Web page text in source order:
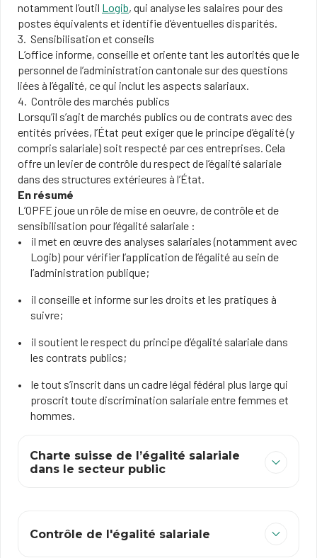
notamment l’outil Logib, qui analyse les salaires pour des
postes équivalents et identifie d’éventuelles disparités.
Sensibilisation et conseils
L’office informe, conseille et oriente tant les autorités que le
personnel de l’administration cantonale sur des questions
liées à l’égalité, ce qui inclut les aspects salariaux.
Contrôle des marchés publics
Lorsqu’il s’agit de marchés publics ou de contrats avec des
entités privées, l’État peut exiger que le principe d’égalité (y
compris salariale) soit respecté par ces entreprises. Cela
offre un levier de contrôle du respect de l’égalité salariale
dans des structures extérieures à l’État.
En résumé
L’OPFE joue un rôle de mise en oeuvre, de contrôle et de
sensibilisation pour l’égalité salariale :
il met en œuvre des analyses salariales (notamment avec
Logib) pour vérifier l’application de l’égalité au sein de
l’administration publique;
il conseille et informe sur les droits et les pratiques à
suivre;
il soutient le respect du principe d’égalité salariale dans
les contrats publics;
le tout s’inscrit dans un cadre légal fédéral plus large qui
proscrit toute discrimination salariale entre femmes et
hommes.
Charte suisse de l’égalité salariale
dans le secteur public
Contrôle de l'égalité salariale